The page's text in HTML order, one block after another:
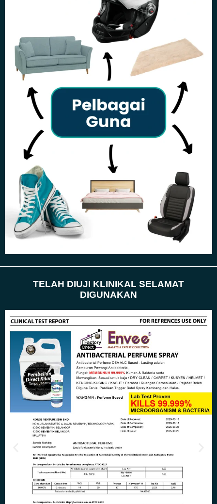
TELAH DIUJI KLINIKAL SELAMAT
DIGUNAKAN